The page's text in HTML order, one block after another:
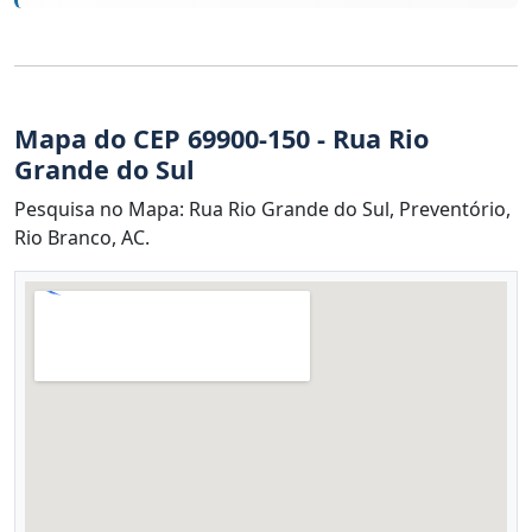
Mapa do CEP 69900-150 - Rua Rio
Grande do Sul
Pesquisa no Mapa: Rua Rio Grande do Sul, Preventório,
Rio Branco, AC.